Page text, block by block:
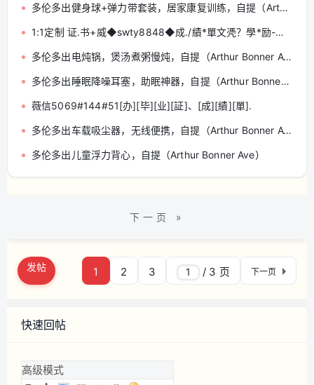
多伦多出健身球+弹力带套装，居家康复训练，自提（Arthur Bonner Ave）
1:1定制 证.书+威◆swty8848◆成./績*單文凴？學*励-认.正
多伦多出电炖锅，煲汤煮粥慢炖，自提（Arthur Bonner Ave）
多伦多出睡眠降噪耳塞，助眠神器，自提（Arthur Bonner Ave）
薇信5069#144#51[办][毕][业][証]、[成][績][單].
多伦多出车载吸尘器，无线便携，自提（Arthur Bonner Ave）
多伦多出儿童浮力背心，自提（Arthur Bonner Ave）
下一页 »
1 2 3 / 3 页 下一页
发帖
快速回帖
高级模式